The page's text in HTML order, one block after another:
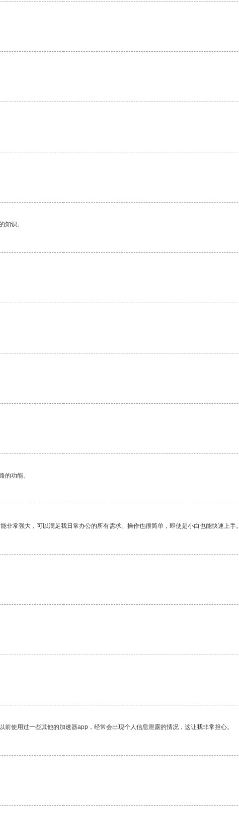
知识。
的功能。
常强大，可以满足我日常办公的所有需求。操作也很简单，即使是小白也能快速上手。
使用过一些其他的加速器app，经常会出现个人信息泄露的情况，这让我非常担心。